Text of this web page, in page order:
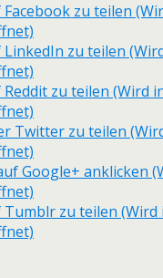
Facebook zu teilen
LinkedIn zu teilen
Reddit zu teilen (Wird
Twitter zu teilen
Google+ anklicken
Tumblr zu teilen (Wird